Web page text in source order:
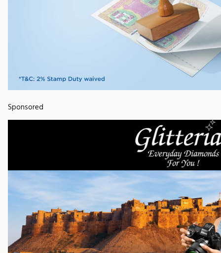
Sponsored